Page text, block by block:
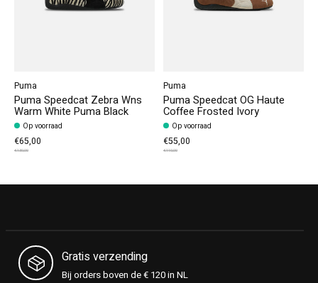
Puma
Puma Speedcat Zebra Wns
Warm White Puma Black
Op voorraad
€65,00
€130,00
Puma
Puma Speedcat OG Haute
Coffee Frosted Ivory
Op voorraad
€55,00
€110,00
Gratis verzending
Bij orders boven de € 120 in NL